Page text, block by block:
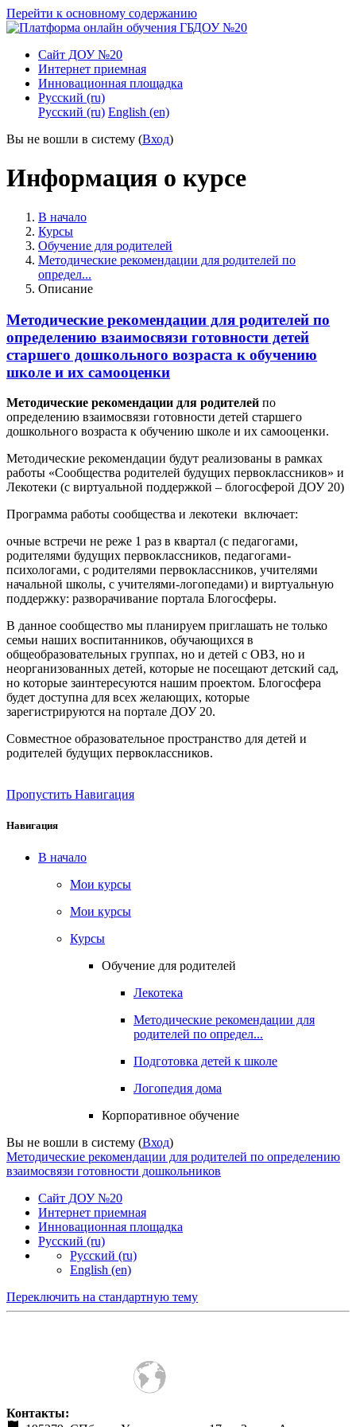
Перейти к основному содержанию
Сайт ДОУ №20
Интернет приемная
Инновационная площадка
Русский ‎(ru)‎
Русский ‎(ru)‎ English ‎(en)‎
Вы не вошли в систему (Вход)
Информация о курсе
В начало
Курсы
Обучение для родителей
Методические рекомендации для родителей по
определ...
Описание
Методические рекомендации для родителей по
определению взаимосвязи готовности детей
старшего дошкольного возраста к обучению
школе и их самооценки
Методические рекомендации для родителей по
определению взаимосвязи готовности детей старшего
дошкольного возраста к обучению школе и их самооценки.
Методические рекомендации будут реализованы в рамках
работы «Сообщества родителей будущих первоклассников» и
Лекотеки (с виртуальной поддержкой – блогосферой ДОУ 20)
Программа работы сообщества и лекотеки включает:
очные встречи не реже 1 раз в квартал (с педагогами,
родителями будущих первоклассников, педагогами-
психологами, с родителями первоклассников, учителями
начальной школы, с учителями-логопедами) и виртуальную
поддержку: разворачивание портала Блогосферы.
В данное сообщество мы планируем приглашать не только
семьи наших воспитанников, обучающихся в
общеобразовательных группах, но и детей с ОВЗ, но и
неорганизованных детей, которые не посещают детский сад,
но которые заинтересуются нашим проектом. Блогосфера
будет доступна для всех желающих, которые
зарегистрируются на портале ДОУ 20.
Совместное образовательное пространство для детей и
родителей будущих первоклассников.
Пропустить Навигация
Навигация
В начало
Мои курсы
Мои курсы
Курсы
Обучение для родителей
Лекотека
Методические рекомендации для
родителей по определ...
Подготовка детей к школе
Логопедия дома
Корпоративное обучение
Вы не вошли в систему (Вход)
Методические рекомендации для родителей по определению
взаимосвязи готовности дошкольников
Сайт ДОУ №20
Интернет приемная
Инновационная площадка
Русский ‎(ru)‎
Русский ‎(ru)‎
English ‎(en)‎
Переключить на стандартную тему
Контакты: